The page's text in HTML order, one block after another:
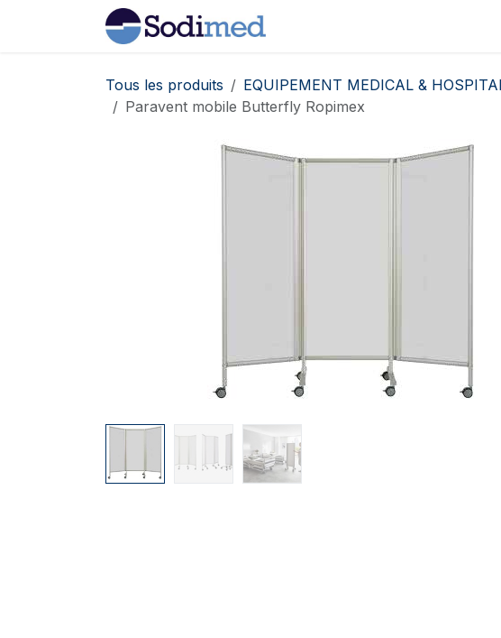
Se rendre au contenu
Tous les produits
EQUIPEMENT MEDICAL &
Paravent mobile Butterfly Ropimex